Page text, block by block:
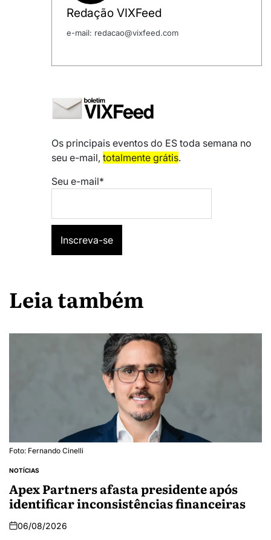
Redação VIXFeed
e-mail: redacao@vixfeed.com
Os principais eventos do ES toda semana no
seu e-mail, totalmente grátis.
Seu e-mail*
Leia também
Foto: Fernando Cinelli
NOTÍCIAS
Apex Partners afasta presidente após
identificar inconsistências financeiras
06/08/2026